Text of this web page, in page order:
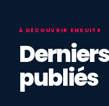
À DÉCOUVRIR ENSUITE
publiés